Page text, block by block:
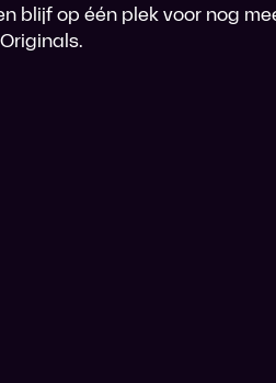
blijf op één plek voor nog